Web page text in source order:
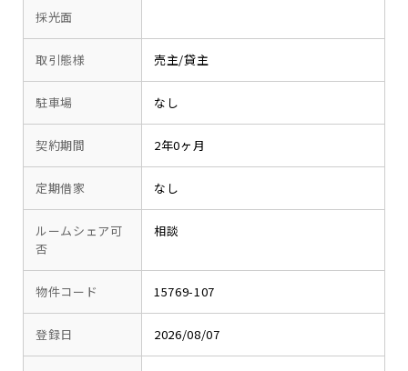
採光面
取引態様 売主/貸主
駐車場 なし
契約期間 2年0ヶ月
定期借家 なし
ルームシェア可
否
相談
物件コード 15769-107
登録日 2026/08/07